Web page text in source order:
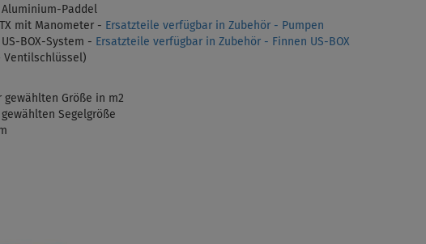
Paddel
mit Manometer - Ersatzteile verfügbar in Zubehör - Pumpen
BOX-System - Ersatzteile verfügbar in Zubehör - Finnen US-BOX
Ventilschlüssel)
Größe in m2
Segelgröße